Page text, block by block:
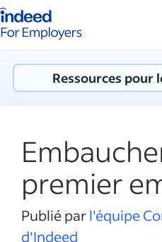
Indeed - Entreprises
Ressources pour
premier
Publié parl'équipe
d'Indeed